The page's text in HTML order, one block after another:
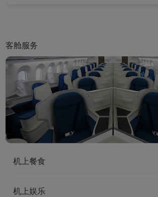
客舱服务
机上餐食
机上娱乐